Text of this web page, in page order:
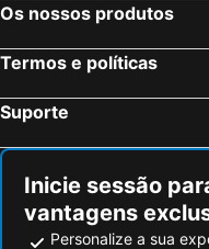
Os nossos produtos
Termos e políticas
Suporte
Inicie sessão
vantagens
Personalize a sua